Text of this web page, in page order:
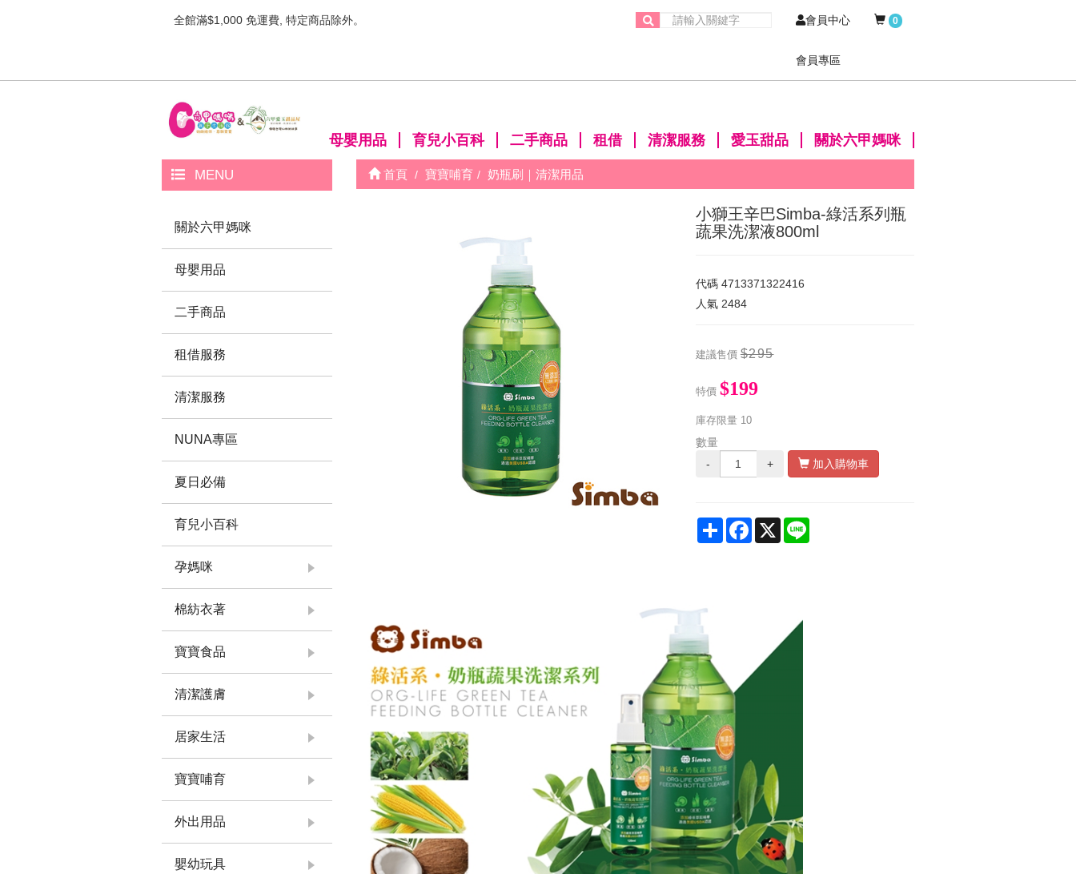
全館滿$1,000 免運費, 特定商品除外。 會員中心
會員專區
0
母嬰用品 育兒小百科 二手商品 租借 清潔服務 愛玉甜品 關於六甲媽咪
MENU
關於六甲媽咪
母嬰用品
二手商品
租借服務
清潔服務
NUNA專區
夏日必備
育兒小百科
孕媽咪
棉紡衣著
寶寶食品
清潔護膚
居家生活
寶寶哺育
外出用品
嬰幼玩具
首頁 寶寶哺育 奶瓶刷｜清潔用品
小獅王辛巴Simba-綠活系列瓶
蔬果洗潔液800ml
代碼 4713371322416
人氣 2484
建議售價 $295
特價 $199
庫存限量 10
數量
-
+ 加入購物車
ShareFacebook
X Line